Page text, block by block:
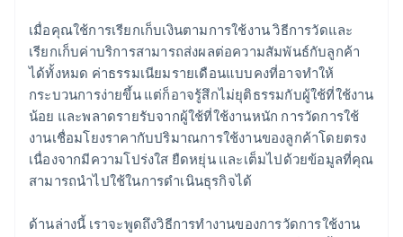
ข้อมูลเชิงลึกในทุกจุดข้อมูล
ใบเรียกเก็บเงิน
การตรวจสอบอัตราการเลิกใช้บริการ
องค์กรการปฏิบัติงาน
เมื่อคุณใช้การเรียกเก็บเงินตามการใช้งาน วิธีการวัดและ
เรียกเก็บค่าบริการสามารถส่งผลต่อความสัมพันธ์กับลูกค้า
ได้ทั้งหมด ค่าธรรมเนียมรายเดือนแบบคงที่อาจทำให้
กระบวนการง่ายขึ้น แต่ก็อาจรู้สึกไม่ยุติธรรมกับผู้ใช้ที่ใช้งาน
น้อย และพลาดรายรับจากผู้ใช้ที่ใช้งานหนัก การวัดการใช้
งานเชื่อมโยงราคากับปริมาณการใช้งานของลูกค้าโดยตรง
เนื่องจากมีความโปร่งใส ยืดหยุ่น และเต็มไปด้วยข้อมูลที่คุณ
สามารถนำไปใช้ในการดำเนินธุรกิจได้
ด้านล่างนี้ เราจะพูดถึงวิธีการทํางานของการวัดการใช้งาน